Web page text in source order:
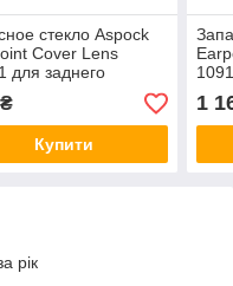
стекло Aspock
Cover Lens
для заднего
10500
Купити
1
рік